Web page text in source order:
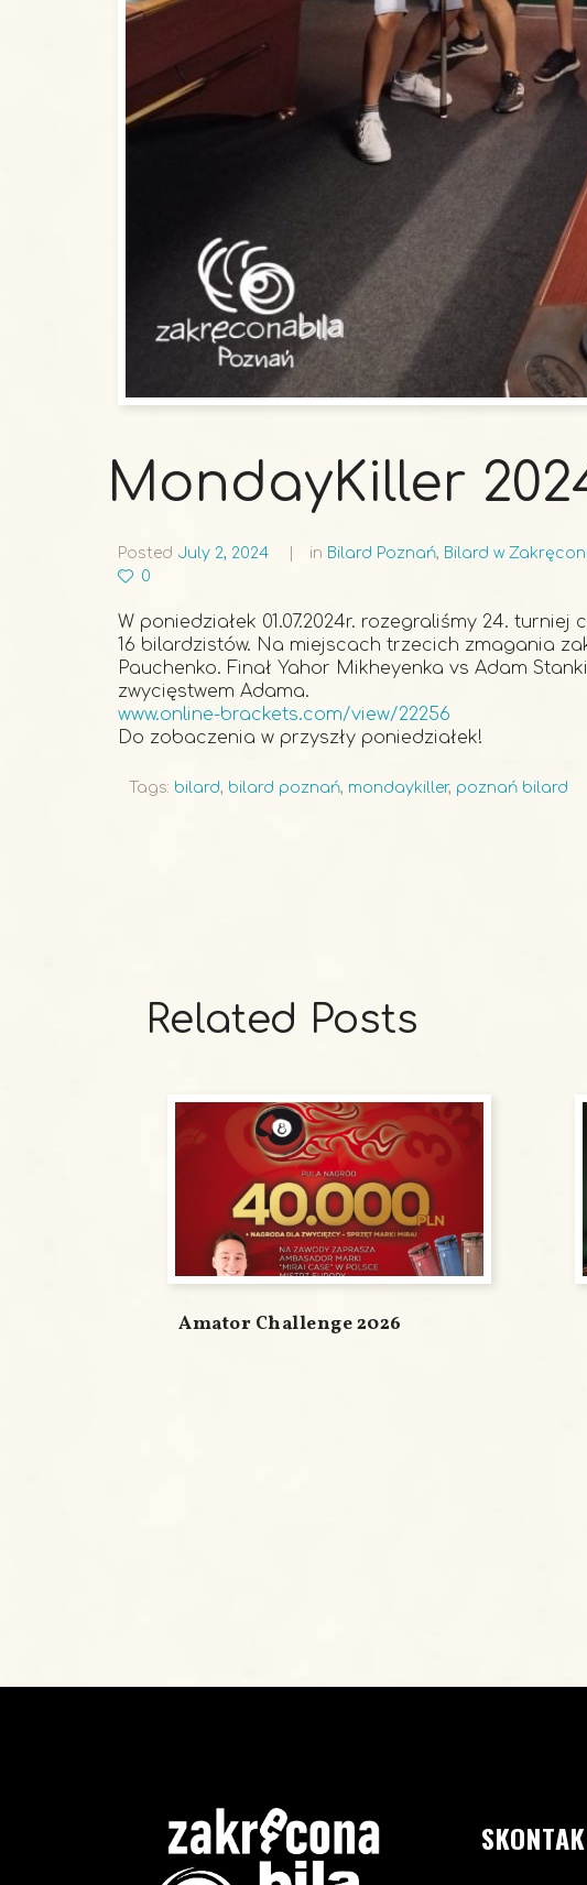
MondayKiller
Posted July 2, 2024 in Bilard Poznań, Bilard w
0
W poniedziałek 01.07.2024r. rozegraliśmy 24.
16 bilardzistów. Na miejscach trzecich zmagania
Pauchenko. Finał Yahor Mikheyenka vs Adam
zwycięstwem Adama.
www.online-brackets.com/view/22256
Do zobaczenia w przyszły poniedziałek!
Tags: bilard, bilard poznań, mondaykiller, poznań bilard
Related Posts
Amator Challenge 2026